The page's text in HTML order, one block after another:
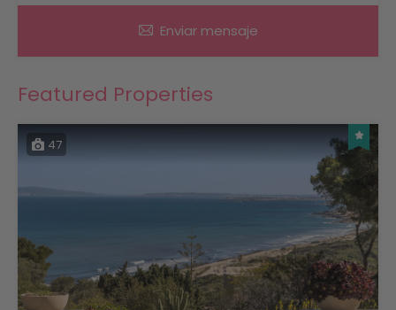
Enviar mensaje
Featured Properties
47